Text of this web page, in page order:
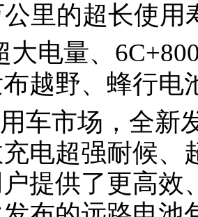
公里的超长使用
车市场，全新
电超强耐候、
提供了更高效